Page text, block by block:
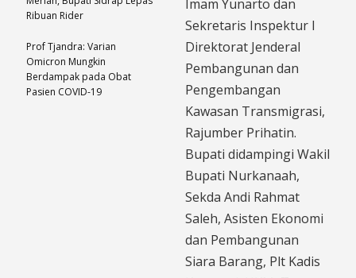
Imam Yunarto dan
Sekretaris Inspektur I
Direktorat Jenderal
Pembangunan dan
Pengembangan
Kawasan Transmigrasi,
Rajumber Prihatin.
Bupati didampingi Wakil
Bupati Nurkanaah,
Sekda Andi Rahmat
Saleh, Asisten Ekonomi
dan Pembangunan
Siara Barang, Plt Kadis
Ribuan Rider
Prof Tjandra: Varian
Omicron Mungkin
Berdampak pada Obat
Pasien COVID-19